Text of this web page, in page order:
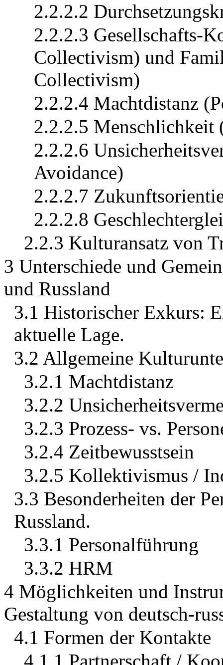
2.2.2.2
2.2.2.3 Gesellschafts-
Collectivism) und
Collectivism)
2.2.2.4 Machtdistanz
2.2.2.5 Menschlichkeit
2.2.2.6
Avoidance)
2.2.2.7
2.2.2.8
2.2.3 Kulturansatz von
3 Unterschiede und
und Russland
3.1 Historischer Exkurs:
aktuelle Lage.
3.2 Allgemeine
3.2.1 Machtdistanz
3.2.2
3.2.3 Prozess- vs.
3.2.4 Zeitbewusstsein
3.2.5 Kollektivismus /
3.3 Besonderheiten der
Russland.
3.3.1 Personalführung
3.3.2 HRM
4 Möglichkeiten und
Gestaltung von deutsch-
4.1 Formen der Kontakte